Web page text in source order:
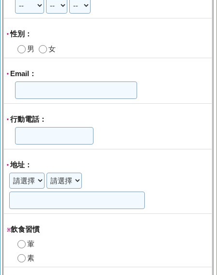
*性別：
男
女
* Email：
* 行動電話：
*地址：
※飲食習慣
葷
素